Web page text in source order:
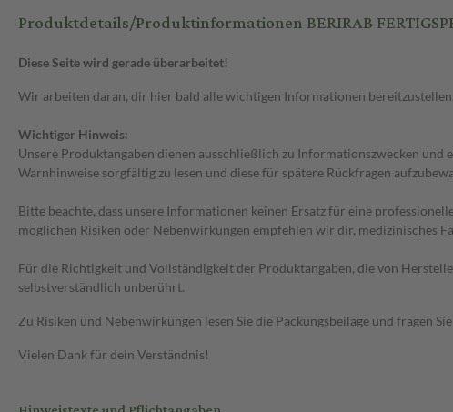
Produktdetails/Produktinformationen BERIRAB
Diese Seite wird gerade überarbeitet!
Wir arbeiten daran, dir hier bald alle wichtigen Informationen bereitzustellen.
Wichtiger Hinweis:
Unsere Produktangaben dienen ausschließlich zu Informationszwecken
Warnhinweise sorgfältig zu lesen und diese für spätere Rückfragen
Bitte beachte, dass unsere Informationen keinen Ersatz für eine
möglichen Risiken oder Nebenwirkungen empfehlen wir dir, medizinisches
Für die Richtigkeit und Vollständigkeit der Produktangaben, die von
selbstverständlich unberührt.
Zu Risiken und Nebenwirkungen lesen Sie die Packungsbeilage und fragen
Vielen Dank für dein Verständnis!